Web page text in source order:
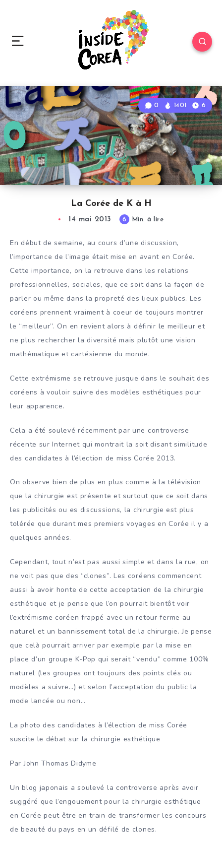
La Corée de K à H
0 1401 6
14 mai 2013 6 Min. à lire
En début de semaine, au cours d’une discussion,
l’importance de l’image était mise en avant en Corée.
Cette importance, on la retrouve dans les relations
professionnelles, sociales, que ce soit dans la façon de
parler ou même dans la propreté des lieux publics. Les
coréens prennent vraiment à coeur de toujours montrer
le “meilleur”. On en revient alors à définir le meilleur et
ne plus rechercher la diversité mais plutôt une vision
mathématique et cartésienne du monde.
Cette extrémisme se retrouve jusque dans le souhait des
coréens à vouloir suivre des modèles esthétiques pour
leur apparence.
Cela a été soulevé récemment par une controverse
récente sur Internet qui montrait la soit disant similitude
des candidates à l’élection de miss Corée 2013.
On observe bien de plus en plus comme à la télévision
que la chirurgie est présente et surtout que ce soit dans
les publicités ou es discussions, la chirurgie est plus
tolérée que durant mes premiers voyages en Corée il y a
quelques années.
Cependant, tout n’est pas aussi simple et dans la rue, on
ne voit pas que des “clones”. Les coréens commencent
aussi à avoir honte de cette acceptation de la chirurgie
esthétique et je pense que l’on pourrait bientôt voir
l’extrémisme coréen frappé avec un retour ferme au
naturel et un bannissement total de la chirurgie. Je pense
que celà pourrait arriver par exemple par la mise en
place d’un groupe K-Pop qui serait “vendu” comme 100%
naturel (les groupes ont toujours des points clés ou
modèles a suivre…) et selon l’acceptation du public la
mode lancée ou non…
La photo des candidates à l’élection de miss Corée
suscite le débat sur la chirurgie esthétique
Par John Thomas Didyme
Un blog japonais a soulevé la controverse après avoir
suggéré que l’engouement pour la chirurgie esthétique
en Corée peut être en train de transformer les concours
de beauté du pays en un défilé de clones.